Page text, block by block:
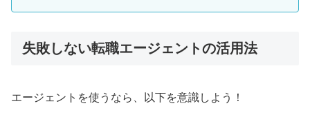
失敗しない転職エージェントの活用法
エージェントを使うなら、以下を意識しよう！